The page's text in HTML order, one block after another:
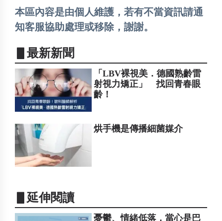
本區內容是由個人維護，若有不當資訊請通
知客服協助處理或移除，謝謝。
▋最新新聞
「LBV裸視美．德國熟齡雷
射視力矯正」 找回青春眼
齡！
烘手機是傳播細菌媒介
▋延伸閱讀
憂鬱、情緒低落，當心是巴